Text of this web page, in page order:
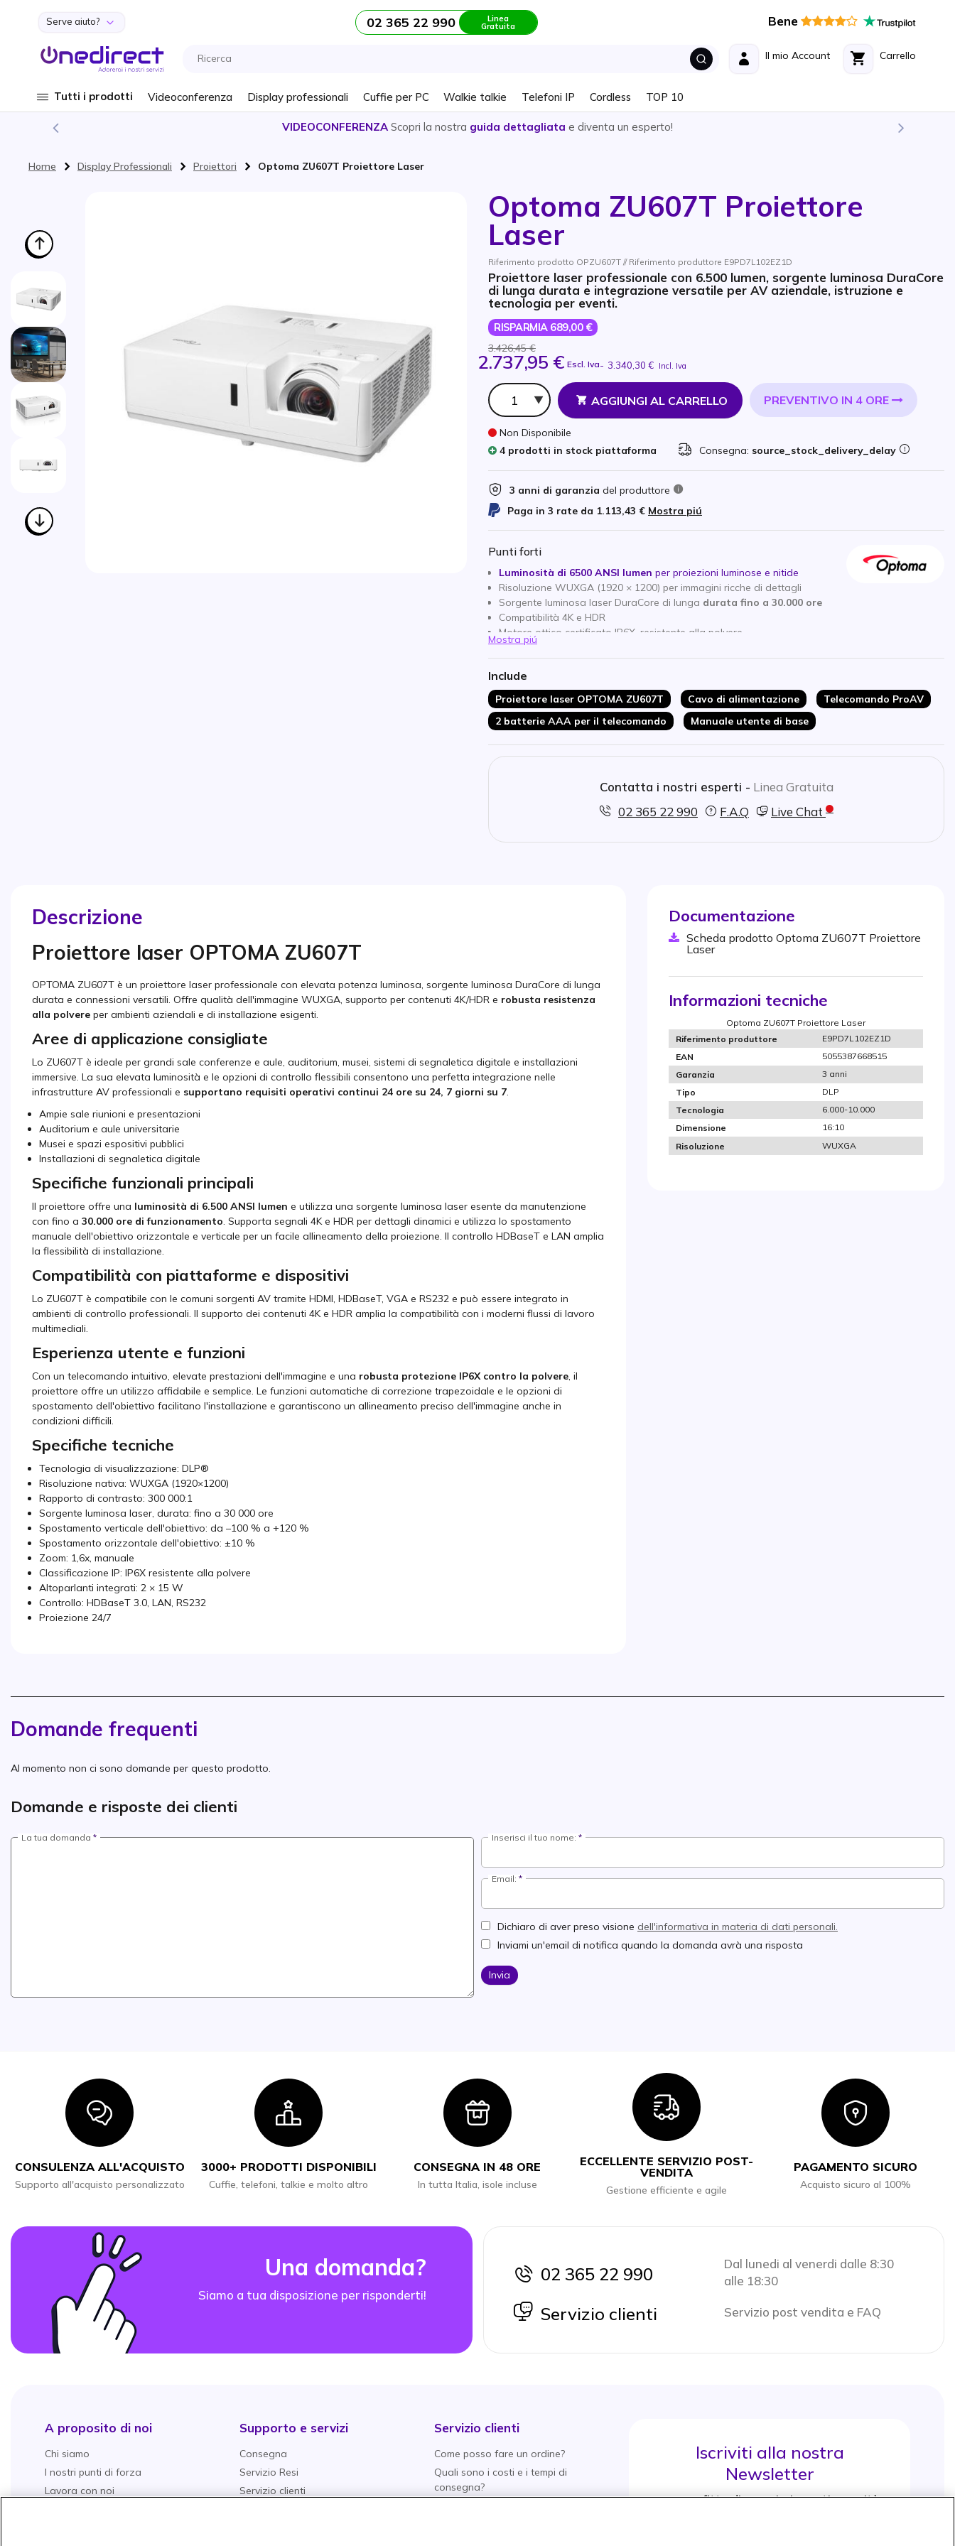
Salta al contenuto
Serve aiuto? 02 365 22 990 Linea
Gratuita Bene
Carrello
Il mio Account
Tutti i prodotti Videoconferenza Display professionali Cuffie per PC Walkie talkie Telefoni IP Cordless TOP 10
VIDEOCONFERENZA Scopri la nostra guida dettagliata e diventa un esperto!
Home Display Professionali Proiettori Optoma ZU607T Proiettore Laser
Optoma ZU607T Proiettore
Laser
Riferimento prodotto OPZU607T // Riferimento produttore E9PD7L102EZ1D
Proiettore laser professionale con 6.500 lumen, sorgente luminosa DuraCore
di lunga durata e integrazione versatile per AV aziendale, istruzione e
tecnologia per eventi.
RISPARMIA 689,00 €
3.426,45 €
2.737,95 € Escl. Iva- 3.340,30 € Incl. Iva
Qtà
AGGIUNGI AL CARRELLO PREVENTIVO IN 4 ORE
Non Disponibile
4 prodotti in stock piattaforma
Consegna: source_stock_delivery_delay
3 anni di garanzia del produttore
Paga in 3 rate da 1.113,43 € Mostra piú
Punti forti
Luminosità di 6500 ANSI lumen per proiezioni luminose e nitide
Risoluzione WUXGA (1920 × 1200) per immagini ricche di dettagli
Sorgente luminosa laser DuraCore di lunga durata fino a 30.000 ore
Compatibilità 4K e HDR
Motore ottico certificato IP6X, resistente alla polvere
HDBaseT, LAN, RS232 per un controllo professionale
Spostamento verticale e orizzontale dell'obiettivo per un'installazione
flessibile
Mostra piú
Include
Proiettore laser OPTOMA ZU607T Cavo di alimentazione
Telecomando ProAV
2 batterie AAA per il telecomando
Manuale utente di base
Contatta i nostri esperti - Linea Gratuita
02 365 22 990
F.A.Q Live Chat
Descrizione
Proiettore laser OPTOMA ZU607T
OPTOMA ZU607T è un proiettore laser professionale con elevata potenza luminosa, sorgente luminosa DuraCore di lunga
durata e connessioni versatili. Offre qualità dell'immagine WUXGA, supporto per contenuti 4K/HDR e robusta resistenza
alla polvere per ambienti aziendali e di installazione esigenti.
Aree di applicazione consigliate
Lo ZU607T è ideale per grandi sale conferenze e aule, auditorium, musei, sistemi di segnaletica digitale e installazioni
immersive. La sua elevata luminosità e le opzioni di controllo flessibili consentono una perfetta integrazione nelle
infrastrutture AV professionali e supportano requisiti operativi continui 24 ore su 24, 7 giorni su 7.
Ampie sale riunioni e presentazioni
Auditorium e aule universitarie
Musei e spazi espositivi pubblici
Installazioni di segnaletica digitale
Specifiche funzionali principali
Il proiettore offre una luminosità di 6.500 ANSI lumen e utilizza una sorgente luminosa laser esente da manutenzione
con fino a 30.000 ore di funzionamento. Supporta segnali 4K e HDR per dettagli dinamici e utilizza lo spostamento
manuale dell'obiettivo orizzontale e verticale per un facile allineamento della proiezione. Il controllo HDBaseT e LAN amplia
la flessibilità di installazione.
Compatibilità con piattaforme e dispositivi
Lo ZU607T è compatibile con le comuni sorgenti AV tramite HDMI, HDBaseT, VGA e RS232 e può essere integrato in
ambienti di controllo professionali. Il supporto dei contenuti 4K e HDR amplia la compatibilità con i moderni flussi di lavoro
multimediali.
Esperienza utente e funzioni
Con un telecomando intuitivo, elevate prestazioni dell'immagine e una robusta protezione IP6X contro la polvere, il
proiettore offre un utilizzo affidabile e semplice. Le funzioni automatiche di correzione trapezoidale e le opzioni di
spostamento dell'obiettivo facilitano l'installazione e garantiscono un allineamento preciso dell'immagine anche in
condizioni difficili.
Specifiche tecniche
Tecnologia di visualizzazione: DLP®
Risoluzione nativa: WUXGA (1920×1200)
Rapporto di contrasto: 300 000:1
Sorgente luminosa laser, durata: fino a 30 000 ore
Spostamento verticale dell'obiettivo: da –100 % a +120 %
Spostamento orizzontale dell'obiettivo: ±10 %
Zoom: 1,6x, manuale
Classificazione IP: IP6X resistente alla polvere
Altoparlanti integrati: 2 × 15 W
Controllo: HDBaseT 3.0, LAN, RS232
Proiezione 24/7
Documentazione
Scheda prodotto Optoma ZU607T Proiettore
Laser
Informazioni tecniche
Optoma ZU607T Proiettore Laser
Riferimento produttore
E9PD7L102EZ1D
EAN
5055387668515
Garanzia
3 anni
Tipo
DLP
Tecnologia
6.000-10.000
Dimensione
16:10
Risoluzione
WUXGA
Domande frequenti
Al momento non ci sono domande per questo prodotto.
Domande e risposte dei clienti
La tua domanda Inserisci il tuo nome:
Email:
Dichiaro di aver preso visione dell'informativa in materia di dati personali.
Inviami un'email di notifica quando la domanda avrà una risposta
Invia
Icon
CONSULENZA ALL'ACQUISTO
Supporto all'acquisto personalizzato
Icon
3000+ PRODOTTI DISPONIBILI
Cuffie, telefoni, talkie e molto altro
Icon
CONSEGNA IN 48 ORE
In tutta Italia, isole incluse
Icon
ECCELLENTE SERVIZIO POST-
VENDITA
Gestione efficiente e agile
Icon
PAGAMENTO SICURO
Acquisto sicuro al 100%
Una domanda?
Siamo a tua disposizione per risponderti!
icon
02 365 22 990
Dal lunedi al venerdi dalle 8:30
alle 18:30
icon
Servizio clienti Servizio post vendita e FAQ
A proposito di noi
Chi siamo
I nostri punti di forza
Lavora con noi
Supporto e servizi
Consegna
Servizio Resi
Servizio clienti
Servizio clienti
Come posso fare un ordine?
Quali sono i costi e i tempi di
consegna?
Iscriviti alla nostra
Newsletter
e approfitta di maggiori sconti e novità